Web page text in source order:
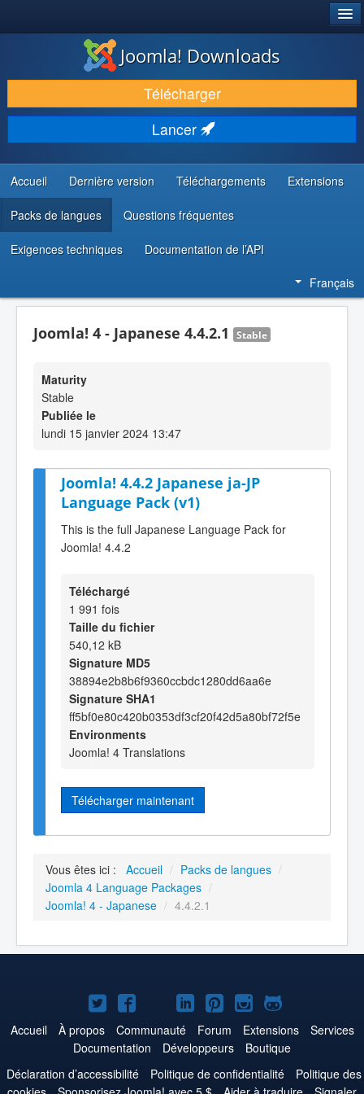
TÉLÉCHARGER & ÉTENDRE
DÉCOUVRIR & APPRENDRE
COMMUNAUTÉ & SUPPORT
RESSOURCES DÉVELOPPEURS
Joomla! Downloads
Télécharger
Lancer
Accueil Dernière version Téléchargements Extensions
Packs de langues Questions fréquentes
Exigences techniques Documentation de l’API
Français
Joomla! 4 - Japanese 4.4.2.1 Stable
Maturity
Stable
Publiée le
lundi 15 janvier 2024 13:47
Joomla! 4.4.2 Japanese ja-JP
Language Pack (v1)
This is the full Japanese Language Pack for
Joomla! 4.4.2
Téléchargé
1 991 fois
Taille du fichier
540,12 kB
Signature MD5
38894e2b8b6f9360ccbdc1280dd6aa6e
Signature SHA1
ff5bf0e80c420b0353df3cf20f42d5a80bf72f5e
Environments
Joomla! 4 Translations
Télécharger maintenant
Vous êtes ici : Accueil / Packs de langues /
Joomla 4 Language Packages /
Joomla! 4 - Japanese / 4.4.2.1
Joomla!
sur
Twitter
Joomla!
sur
Facebook
Joomla!
sur
YouTube
Joomla!
sur
LinkedIn
Joomla!
sur
Pinterest
Joomla!
sur
Instagram
Joomla!
sur
GitHub
Accueil À propos Communauté Forum Extensions
Services
Documentation
Développeurs
Boutique
Déclaration d’accessibilité
Politique de confidentialité
Politique des